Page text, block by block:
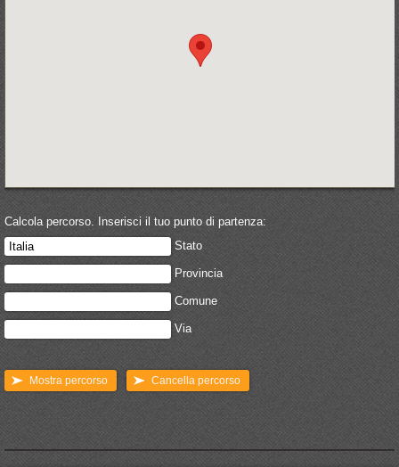
Calcola percorso. Inserisci il tuo punto di partenza:
Stato
Provincia
Comune
Via